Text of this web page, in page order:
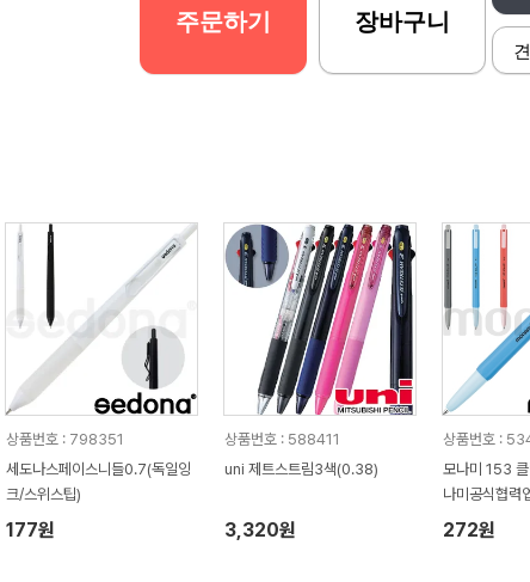
주문하기 장바구니
상품번호 : 798351
세도나스페이스니들0.7(독일잉
크/스위스팁)
177원
상품번호 : 588411
uni 제트스트림3색(0.38)
3,320원
상품번호 :
모나미 153
나미공식협력
272원